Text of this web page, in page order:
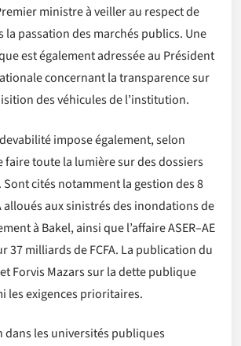
ministre à veiller au respect de
la passation des marchés publics. Une
est également adressée au Président
concernant la transparence sur
des véhicules de l’institution.
impose également, selon
faire toute la lumière sur des dossiers
cités notamment la gestion des 8
alloués aux sinistrés des inondations de
à Bakel, ainsi que l’affaire ASER–AE
37 milliards de FCFA. La publication du
Forvis Mazars sur la dette publique
les exigences prioritaires.
dans les universités publiques